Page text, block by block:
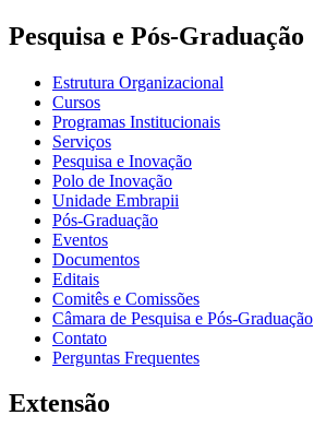
Pesquisa e Pós-Graduação
Estrutura Organizacional
Cursos
Programas Institucionais
Serviços
Pesquisa e Inovação
Polo de Inovação
Unidade Embrapii
Pós-Graduação
Eventos
Documentos
Editais
Comitês e Comissões
Câmara de Pesquisa e Pós-Graduação
Contato
Perguntas Frequentes
Extensão